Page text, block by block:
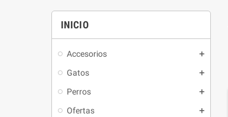
INICIO
Accesorios
Gatos
Perros
Ofertas